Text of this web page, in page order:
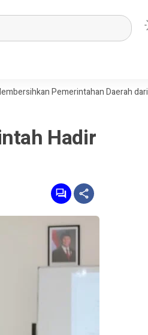
Pemerintahan Daerah dari Korupsi
Hadir